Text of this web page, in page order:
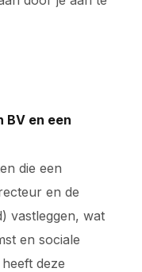
BV en een
die een
en de
vastleggen, wat
en sociale
deze